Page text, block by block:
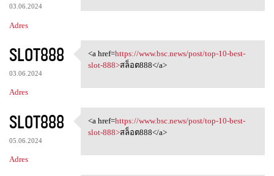
03.06.2024
Adres
SLOT888
03.06.2024
Adres
<a href=https://www.bsc.news
<a href=https://www.bsc.news/post/top-10-best-
slot-888>สล็อต888</a>
SLOT888
05.06.2024
Adres
<a href=https://www.bsc.news
<a href=https://www.bsc.news/post/top-10-best-
slot-888>สล็อต888</a>